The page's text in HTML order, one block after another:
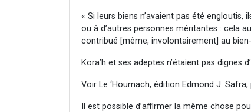
« Si leurs biens n’avaient pas été engloutis,
ou à d’autres personnes méritantes : cela
contribué [même, involontairement] au
Kora’h et ses adeptes n’étaient pas dignes
Voir Le ‘Houmach, édition Edmond J. Safra,
Il est possible d’affirmer la même chose